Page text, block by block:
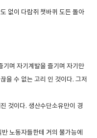
없이 다람쥐 챗바퀴 도든 돌아
기며 자기계발을 즐기며 자기만
을 수 없는 고리 인 것이다. 그저
것이다. 생산수단소유만이 경
노동자들한테 거의 불가능에